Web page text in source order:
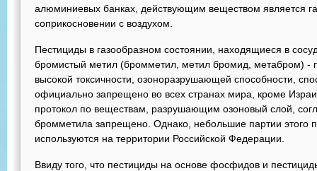
алюминиевых банках, действующим веществом является
соприкосновении с воздухом.
Пестициды в газообразном состоянии, находящиеся в
бромистый метил (бромметил, метил бромид, метабром) -
высокой токсичности, озоноразрушающей способности,
официально запрещено во всех странах мира, кроме
протокол по веществам, разрушающим озоновый слой,
бромметила запрещено. Однако, небольшие партии этого
используются на территории Российской Федерации.
Ввиду того, что пестициды на основе фосфидов и